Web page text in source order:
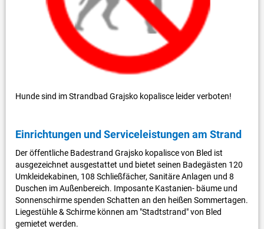
Hunde sind im Strandbad Grajsko kopalisce leider verboten!
Einrichtungen und Serviceleistungen am Strand
Der öffentliche Badestrand Grajsko kopalisce von Bled ist
ausgezeichnet ausgestattet und bietet seinen Badegästen 120
Umkleidekabinen, 108 Schließfächer, Sanitäre Anlagen und 8
Duschen im Außenbereich. Imposante Kastanien- bäume und
Sonnenschirme spenden Schatten an den heißen Sommertagen.
Liegestühle & Schirme können am "Stadtstrand" von Bled
gemietet werden.